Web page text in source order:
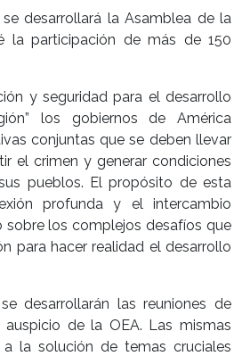
desarrollará la Asamblea de la
la participación de más de 150
y seguridad para el desarrollo
los gobiernos de América
conjuntas que se deben llevar
el crimen y generar condiciones
pueblos. El propósito de esta
profunda y el intercambio
sobre los complejos desafíos que
para hacer realidad el desarrollo
desarrollarán las reuniones de
de la OEA. Las mismas
la solución de temas cruciales